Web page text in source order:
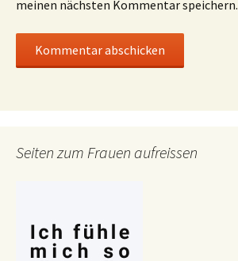
meinen nächsten Kommentar speichern.
Seiten zum Frauen aufreissen